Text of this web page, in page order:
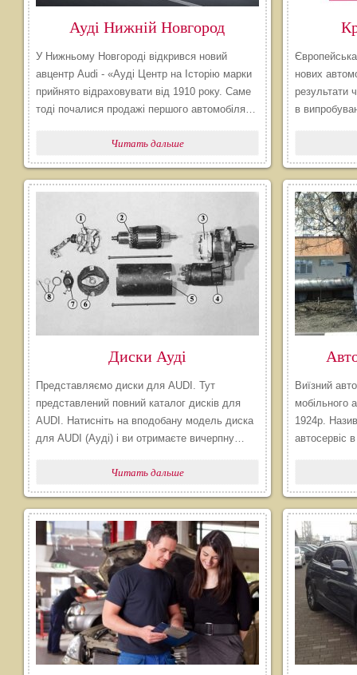
Ауді Нижній Новгород
У Нижньому Новгороді відкрився новий
авцентр Audi - «Ауді Центр на Історію марки
прийнято відраховувати від 1910 року. Саме
тоді почалися продажі першого автомобіля…
Читать дальше
Європейська
нових
результати
в
Диски Ауді
Представляємо диски для AUDI. Тут
представлений повний каталог дисків для
AUDI. Натисніть на вподобану модель диска
для AUDI (Ауді) і ви отримаєте вичерпну…
Читать дальше
Виїзний
мобільного
1924р.
автосервіс